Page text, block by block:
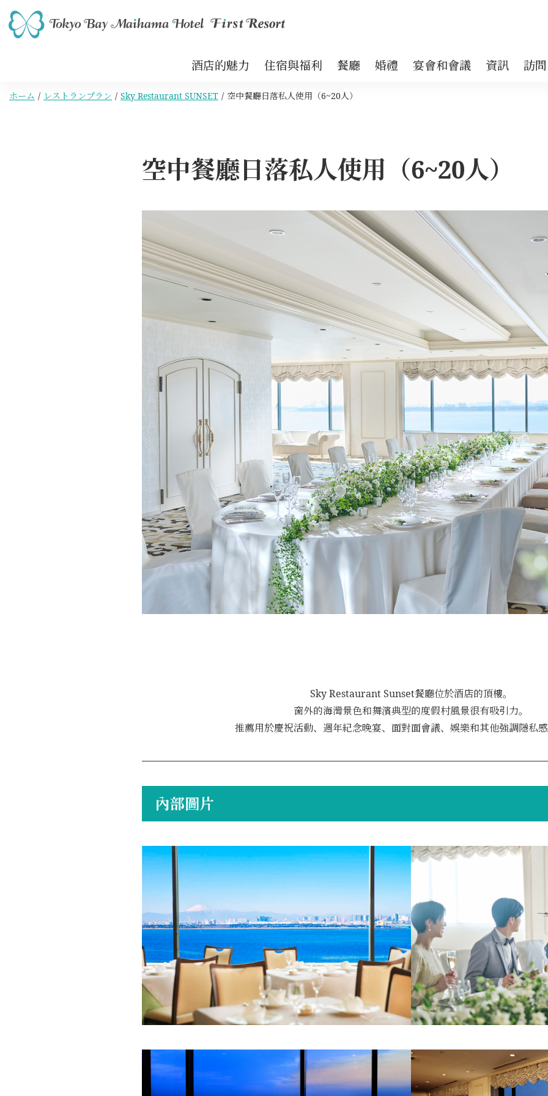
酒店的魅力 住宿與福利 餐廳 婚禮 宴會和會議 資訊 訪問
ホーム レストランプラン Sky Restaurant SUNSET 空中餐廳日落私人使用（6~20人）
空中餐廳日落私人使用（6~20人）
Sky Restaurant Sunset餐廳位於酒店的頂樓。
窗外的海灣景色和舞濱典型的度假村風景很有吸引力。
推薦用於慶祝活動、週年紀念晚宴、面對面會議、娛樂和其他強調隱私
內部圖片